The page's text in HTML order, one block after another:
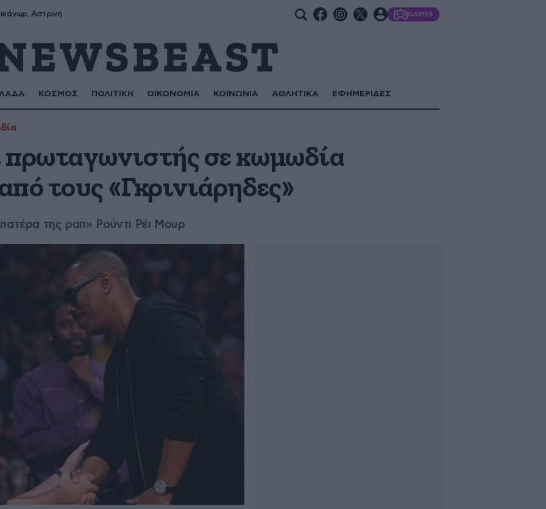
Αστρινή GAMES
ΚΟΣΜΟΣ ΠΟΛΙΤΙΚΗ ΟΙΚΟΝΟΜΙΑ ΚΟΙΝΩΝΙΑ ΑΘΛΗΤΙΚΑ ΕΦΗΜΕΡΙΔΕΣ
σε κωμωδία
τους «Γκρινιάρηδες»
της ραπ» Ρούντι Ρέι Μουρ